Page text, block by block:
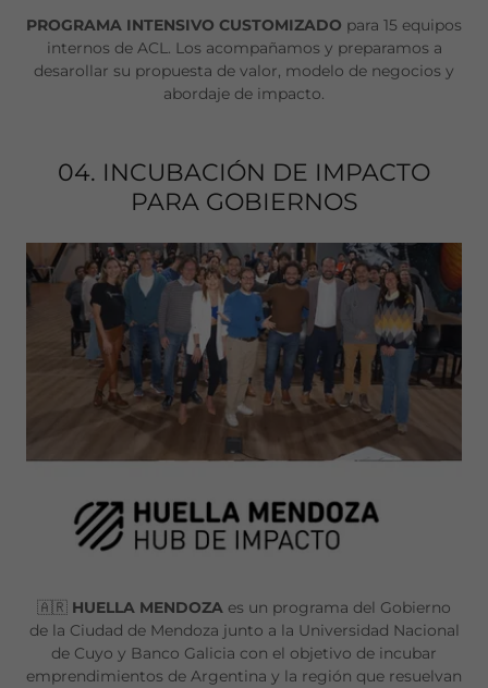
PROGRAMA INTENSIVO CUSTOMIZADO para 15 equipos
internos de ACL. Los acompañamos y preparamos a
desarollar su propuesta de valor, modelo de negocios y
abordaje de impacto.
04. INCUBACIÓN DE IMPACTO
PARA GOBIERNOS
🇦🇷 HUELLA MENDOZA es un programa del Gobierno
de la Ciudad de Mendoza junto a la Universidad Nacional
de Cuyo y Banco Galicia con el objetivo de incubar
emprendimientos de Argentina y la región que resuelvan